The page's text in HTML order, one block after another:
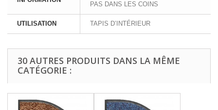
PAS DANS LES COINS
UTILISATION TAPIS D’INTÉRIEUR
30 AUTRES PRODUITS DANS LA MÊME
CATÉGORIE :